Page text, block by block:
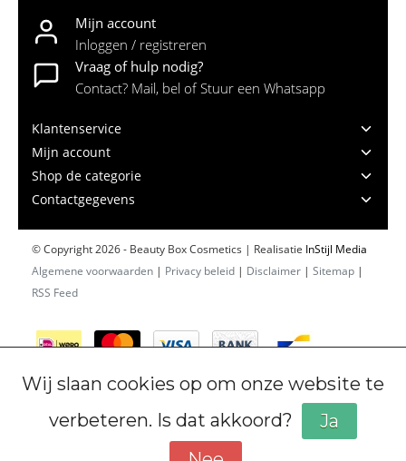
Mijn account
Inloggen / registreren
Vraag of hulp nodig?
Contact? Mail, bel of Stuur een Whatsapp
Klantenservice
Mijn account
Shop de categorie
Contactgegevens
© Copyright 2026 - Beauty Box Cosmetics | Realisatie InStijl Media
Algemene voorwaarden | Privacy beleid | Disclaimer | Sitemap |
RSS Feed
Wij slaan cookies op om onze website te
verbeteren. Is dat akkoord?
Ja